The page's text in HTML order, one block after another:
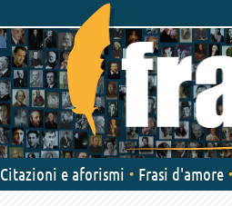
Citazioni e aforismi Frasi d'amore